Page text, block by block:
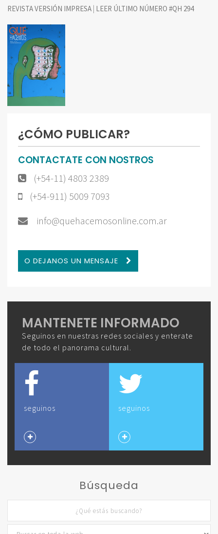
REVISTA VERSIÓN IMPRESA | LEER ÚLTIMO NÚMERO #QH 294
¿CÓMO PUBLICAR?
CONTACTATE CON NOSTROS
(+54-11) 4803 2389
(+54-911) 5009 7093
info@quehacemosonline.com.ar
O DEJANOS UN MENSAJE
MANTENETE INFORMADO
Seguinos en nuestras redes sociales y enterate
de todo el panorama cultural.
seguinos seguinos
Búsqueda